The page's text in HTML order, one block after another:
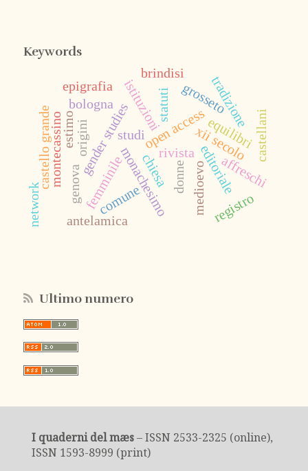
Keywords
editoriale
open access
rivista
medioevo
studi
istituzioni
chiesa
xii secolo
equilibri
monachesimo
femminile donne
gender studies
origini
tradizione
statuti grosseto
comune
bologna
estimo
registro
affreschi
epigrafia
montecassino genova
antelamica
brindisi
castello grande castellani
network
Ultimo numero
I quaderni del mæs– ISSN 2533-2325 (online),
ISSN 1593-8999 (print)